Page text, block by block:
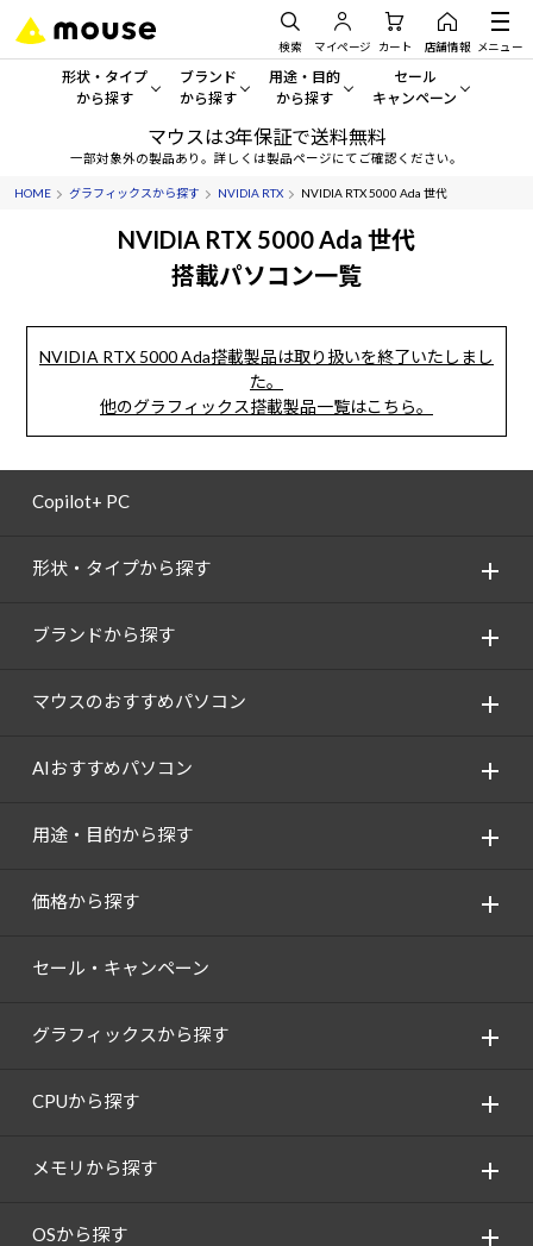
検索 マイページ カート 店舗情報 メニュー
形状・タイプ
から探す
形状・タイプから探す をすべてみる
デスクトップPC
ワークステーション
ブランド
から探す
mouse
G TUNE
MousePro
iiyama
用途・目的
から探す
一般向けパソコン
ゲーミングPC・ゲーム向けパソコン
クリエイティブ向け
スペック/パーツ別
セール
キャンペーン
セール・キャンペー
期間限定セール
おすすめ目玉パソコン
Windows 11|Copilot+ PC
マウスは3年保証で送料無料
一部対象外の製品あり。詳しくは製品ページにてご確認ください。
HOME グラフィックスから探す NVIDIA RTX NVIDIA RTX 5000 Ada 世代
NVIDIA RTX 5000 Ada 世代
搭載パソコン一覧
NVIDIA RTX 5000 Ada搭載製品は取り扱いを終了いたしまし
た。
他のグラフィックス搭載製品一覧はこちら。
Copilot+ PC
形状・タイプから探す
ブランドから探す
マウスのおすすめパソコン
AIおすすめパソコン
用途・目的から探す
価格から探す
セール・キャンペーン
グラフィックスから探す
CPUから探す
メモリから探す
OSから探す